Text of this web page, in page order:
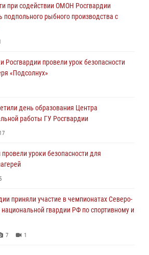
оперативно задержали
пускового устройства рядом с жилыми
Росгвардии обеспечили
матча "Зенит" - "Балтика"
Росгвардии обнаружил
автотранспорт
2
обнаружили объявленный в розыск
при совершении кражи в
при содействии ОМОН Росгвардии
подпольного рыбного производства с
Росгвардии провели урок безопасности
«Подсолнух»
день образования Центра
работы ГУ Росгвардии
17
уроки безопасности для
5
приняли участие в чемпионатах Северо-
национальной гвардии РФ по спортивному и
7 1